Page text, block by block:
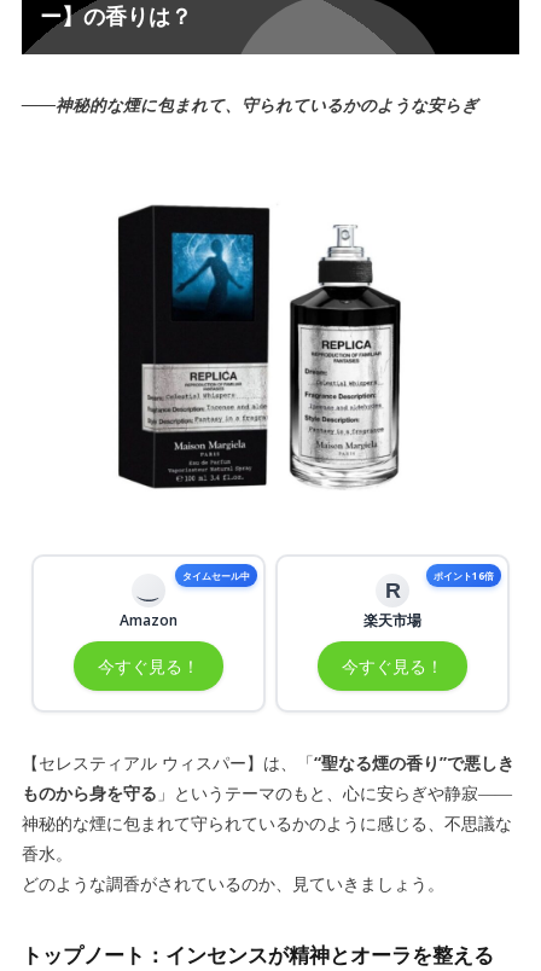
ー】の香りは？
――神秘的な煙に包まれて、守られているかのような安らぎ
タイムセール中
Amazon
今すぐ見る！
ポイント16倍
R
楽天市場
今すぐ見る！
【セレスティアル ウィスパー】は、「“聖なる煙の香り”で悪しき
ものから身を守る 」というテーマのもと、心に安らぎや静寂――
神秘的な煙に包まれて守られているかのように感じる、不思議な
香水。
どのような調香がされているのか、見ていきましょう。
トップノート：インセンスが精神とオーラを整える